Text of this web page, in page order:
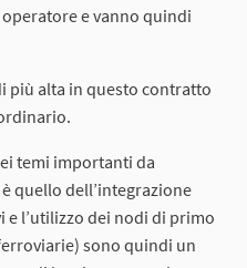
e vanno quindi
più alta in questo contratto
temi importanti da
quello dell’integrazione
l’utilizzo dei nodi di primo
sono quindi un